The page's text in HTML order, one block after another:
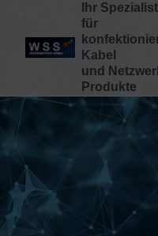
Ihr Spezialist
für
Kabel
und
Produkte